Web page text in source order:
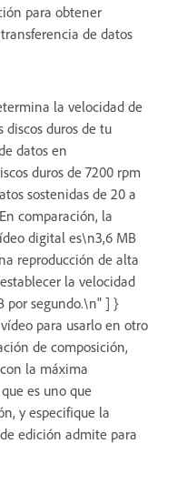
para obtener
de datos
la velocidad de
duros de tu
datos en
duros de 7200 rpm
sostenidas de 20 a
comparación, la
digital es\n3,6 MB
reproducción de alta
la velocidad
por segundo.\n" ] }
para usarlo en otro
de composición,
la máxima
es uno que
y especifique la
edición admite para